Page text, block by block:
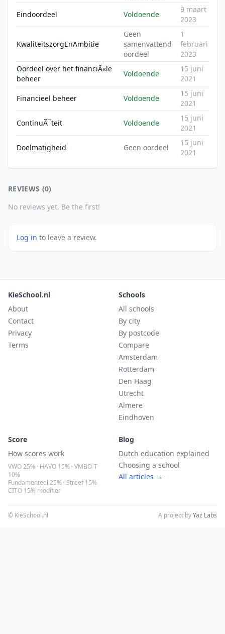
Eindoordeel Voldoende
9 maart
2023
KwaliteitszorgEnAmbitie
Geen
samenvattend
oordeel
1
februari
2023
Oordeel over het financiÃ«le
beheer
Voldoende
15 juni
2021
Financieel beheer Voldoende
15 juni
2021
ContinuÃ¯teit Voldoende
15 juni
2021
Doelmatigheid Geen oordeel
15 juni
2021
REVIEWS (0)
No reviews yet. Be the first!
Log in to leave a review.
KieSchool.nl
About
Contact
Privacy
Terms
Schools
All schools
By city
By postcode
Compare
Amsterdam
Rotterdam
Den Haag
Utrecht
Almere
Eindhoven
Score
How scores work
VWO 25% · HAVO 15% · VMBO-T
10%
Fundamenteel 25% · Streef 15%
CITO 15% modifier
Blog
Dutch education explained
Choosing a school
All articles →
© KieSchool.nl A project byYaz Labs